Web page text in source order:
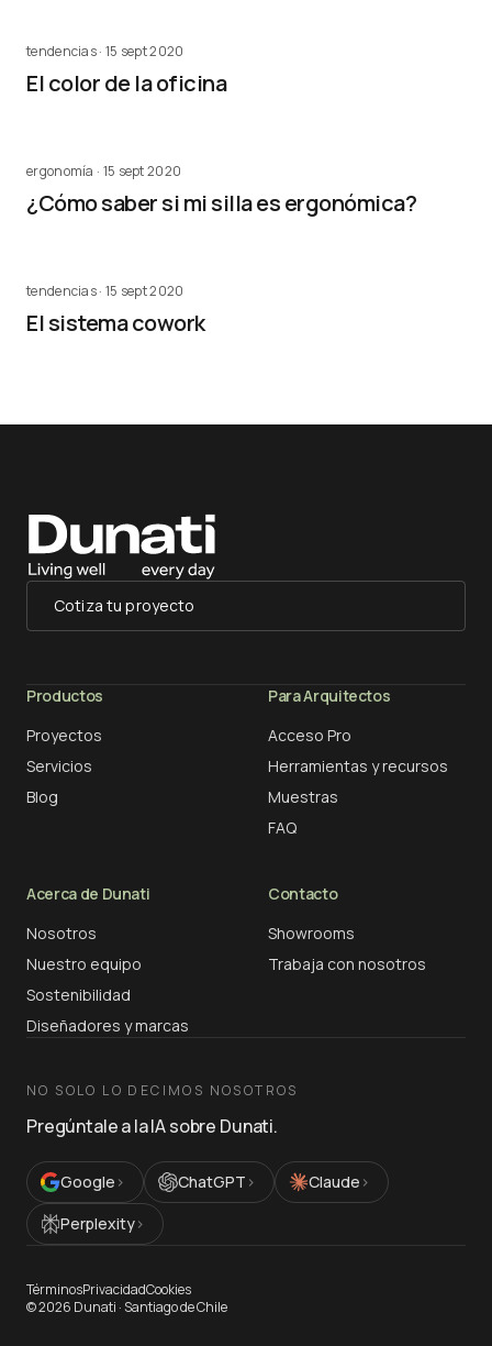
tendencias · 15 sept 2020
El color de la oficina
ergonomía · 15 sept 2020
¿Cómo saber si mi silla es ergonómica?
tendencias · 15 sept 2020
El sistema cowork
Cotiza tu proyecto
Productos
Proyectos
Servicios
Blog
Para Arquitectos
Acceso Pro
Herramientas y recursos
Muestras
FAQ
Acerca de Dunati
Nosotros
Nuestro equipo
Sostenibilidad
Diseñadores y marcas
Contacto
Showrooms
Trabaja con nosotros
NO SOLO LO DECIMOS NOSOTROS
Pregúntale a la IA sobre Dunati.
Google › ChatGPT › Claude ›
Perplexity›
TérminosPrivacidadCookies
©2026 Dunati · Santiago de Chile